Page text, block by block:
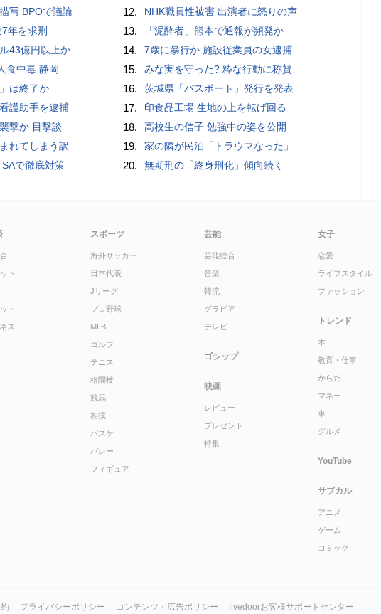
写 BPOで議論
年を求刑
43億円以上か
食中毒 静岡
は終了か
護助手を逮捕
撃か 目撃談
れてしまう訳
で徹底対策
12. NHK職員性被害 出演者に怒りの声
13. 「泥酔者」熊本で通報が頻発か
14. 7歳に暴行か 施設従業員の女逮捕
15. みな実を守った? 粋な行動に称賛
16. 茨城県「パスポート」発行を発表
17. 印食品工場 生地の上を転げ回る
18. 高校生の信子 勉強中の姿を公開
19. 家の隣が民泊「トラウマなった」
20. 無期刑の「終身刑化」傾向続く
ト
ト
ス
スポーツ
海外サッカー
日本代表
Jリーグ
プロ野球
MLB
ゴルフ
テニス
格闘技
競馬
相撲
バスケ
バレー
フィギュア
芸能
芸能総合
音楽
韓流
グラビア
テレビ
ゴシップ
映画
レビュー
プレゼント
特集
女子
恋愛
ライフスタイル
ファッション
トレンド
本
教育・仕事
からだ
マネー
車
グルメ
YouTube
サブカル
アニメ
ゲーム
コミック
プライバシーポリシー コンテンツ・広告ポリシー livedoorお客様サポートセンター